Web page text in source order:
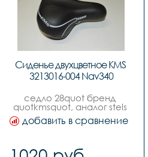
Сиденье двухцветное KMS
3213016-004 Nav340
седло 28quot бренд
quotkmsquot, аналог stels
navigator 340, с
катафотом.
добавить в сравнение